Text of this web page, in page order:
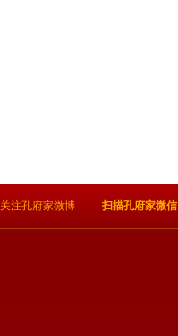
关注孔府家微博 扫描孔府家微信